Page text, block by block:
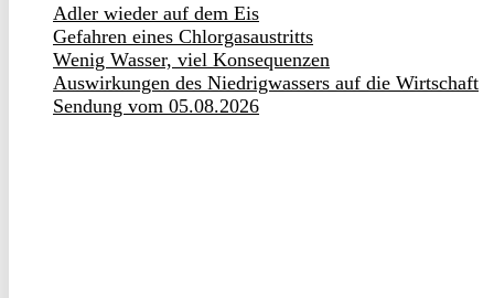
Adler wieder auf dem Eis
Gefahren eines Chlorgasaustritts
Wenig Wasser, viel Konsequenzen
Auswirkungen des Niedrigwassers auf die Wirtschaft
Sendung vom 05.08.2026